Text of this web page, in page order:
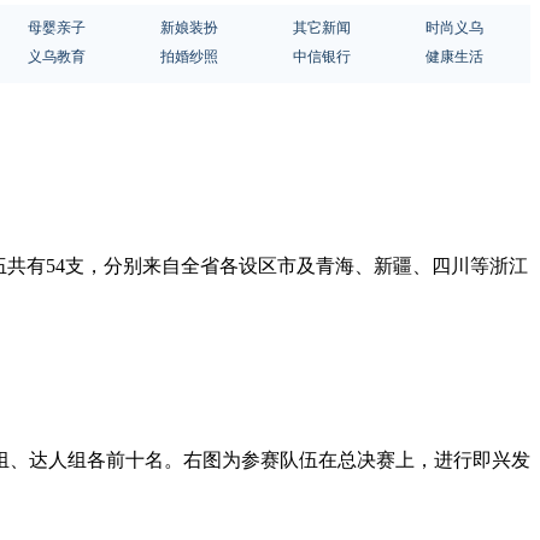
母婴亲子 新娘装扮 其它新闻
时尚义乌
义乌教育
拍婚纱照 中信银行 健康生活
有54支，分别来自全省各设区市及青海、新疆、四川等浙江
达人组各前十名。右图为参赛队伍在总决赛上，进行即兴发